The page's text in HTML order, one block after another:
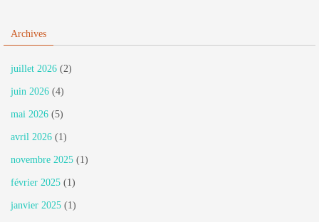
Archives
juillet 2026 (2)
juin 2026 (4)
mai 2026 (5)
avril 2026 (1)
novembre 2025 (1)
février 2025 (1)
janvier 2025 (1)